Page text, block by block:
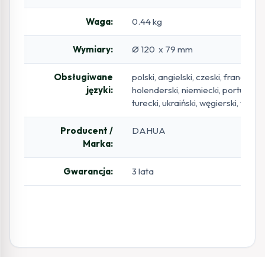
Waga: 0.44 kg
Wymiary: Ø 120 x 79 mm
Obsługiwane
języki:
polski, angielski, czeski, francuski,
holenderski, niemiecki,
turecki, ukraiński, węgierski, włoski
Producent /
Marka:
DAHUA
Gwarancja: 3 lata